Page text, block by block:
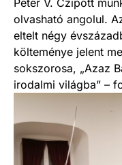
olvasható angolul.
eltelt négy
költeménye jelent
sokszorosa, „Azaz
irodalmi világba” –